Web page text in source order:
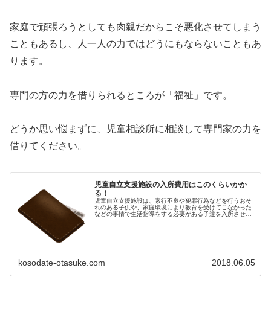
家庭で頑張ろうとしても肉親だからこそ悪化させてしまう
こともあるし、人一人の力ではどうにもならないこともあ
ります。
専門の方の力を借りられるところが「福祉」です。
どうか思い悩まずに、児童相談所に相談して専門家の力を
借りてください。
児童自立支援施設の入所費用はこのくらいかか
る！
児童自立支援施設は、素行不良や犯罪行為などを行うおそ
れのある子供や、家庭環境により教育を受けてこなかった
などの事情で生活指導をする必要がある子達を入所させ
kosodate-otasuke.com 2018.06.05